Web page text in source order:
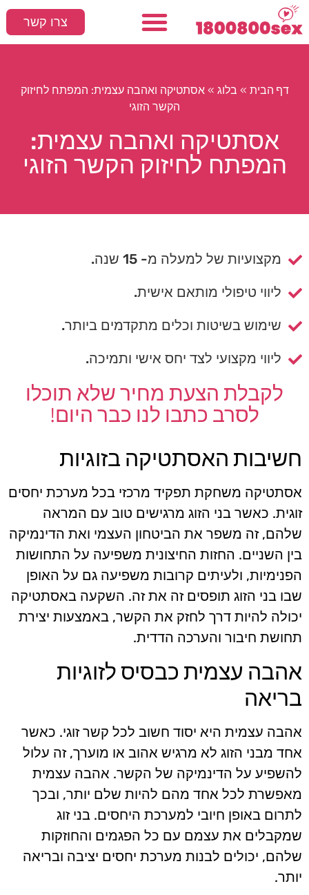
צרו קשר
דף הבית » בלוג »אסתטיקה ואהבה עצמית: המפתח לחיזוק
הקשר הזוגי
אסתטיקה ואהבה עצמית:
המפתח לחיזוק הקשר הזוגי
מקצועיות של למעלה מ- 15 שנה.
ליווי טיפולי מותאם אישית.
שימוש בשיטות וכלים מתקדמים ביותר.
ליווי מקצועי לצד יחס אישי ותמיכה.
לקבלת הצעת מחיר שלא תוכלו
לסרב כתבו לנו כבר היום!
חשיבות האסתטיקה בזוגיות
אסתטיקה משחקת תפקיד מרכזי בכל מערכת יחסים
זוגית. כאשר בני הזוג מרגישים טוב עם המראה
שלהם, זה משפר את הביטחון העצמי ואת הדינמיקה
בין השניים. החזות החיצונית משפיעה על התחושות
הפנימיות, ולעיתים קרובות משפיעה גם על האופן
שבו בני הזוג תופסים זה את זה. השקעה באסתטיקה
יכולה להיות דרך לחזק את הקשר, באמצעות יצירת
תחושת חיבור והערכה הדדית.
אהבה עצמית כבסיס לזוגיות
בריאה
אהבה עצמית היא יסוד חשוב לכל קשר זוגי. כאשר
אחד מבני הזוג לא מרגיש אהוב או מוערך, זה עלול
להשפיע על הדינמיקה של הקשר. אהבה עצמית
מאפשרת לכל אחד מהם להיות שלם יותר, ובכך
לתרום באופן חיובי למערכת היחסים. בני זוג
שמקבלים את עצמם עם כל הפגמים והחוזקות
שלהם, יכולים לבנות מערכת יחסים יציבה ובריאה
יותר.